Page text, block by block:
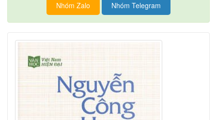
Nhóm Zalo Nhóm Telegram